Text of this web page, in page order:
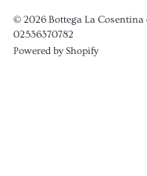
© 2026 Bottega La Cosentina
02536370782
Powered by Shopify